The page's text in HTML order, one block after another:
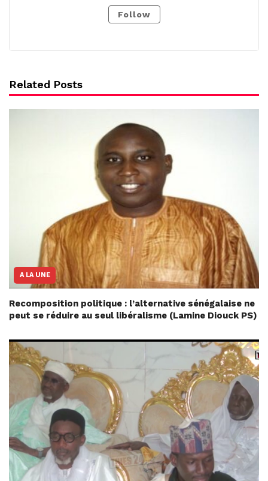
Follow
Related Posts
A LA UNE
Recomposition politique : l’alternative sénégalaise ne
peut se réduire au seul libéralisme (Lamine Diouck PS)